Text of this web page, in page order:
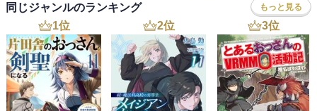
同じジャンルのランキング もっと見る
1位 2位 3位